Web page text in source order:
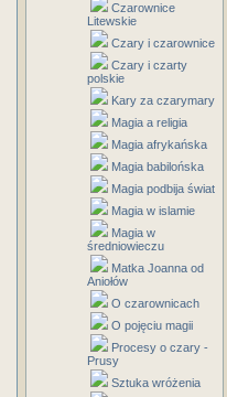
Czarownice
Litewskie
Czary i czarownice
Czary i czarty
polskie
Kary za czarymary
Magia a religia
Magia afrykańska
Magia babilońska
Magia podbija świat
Magia w islamie
Magia w
średniowieczu
Matka Joanna od
Aniołów
O czarownicach
O pojęciu magii
Procesy o czary -
Prusy
Sztuka wróżenia